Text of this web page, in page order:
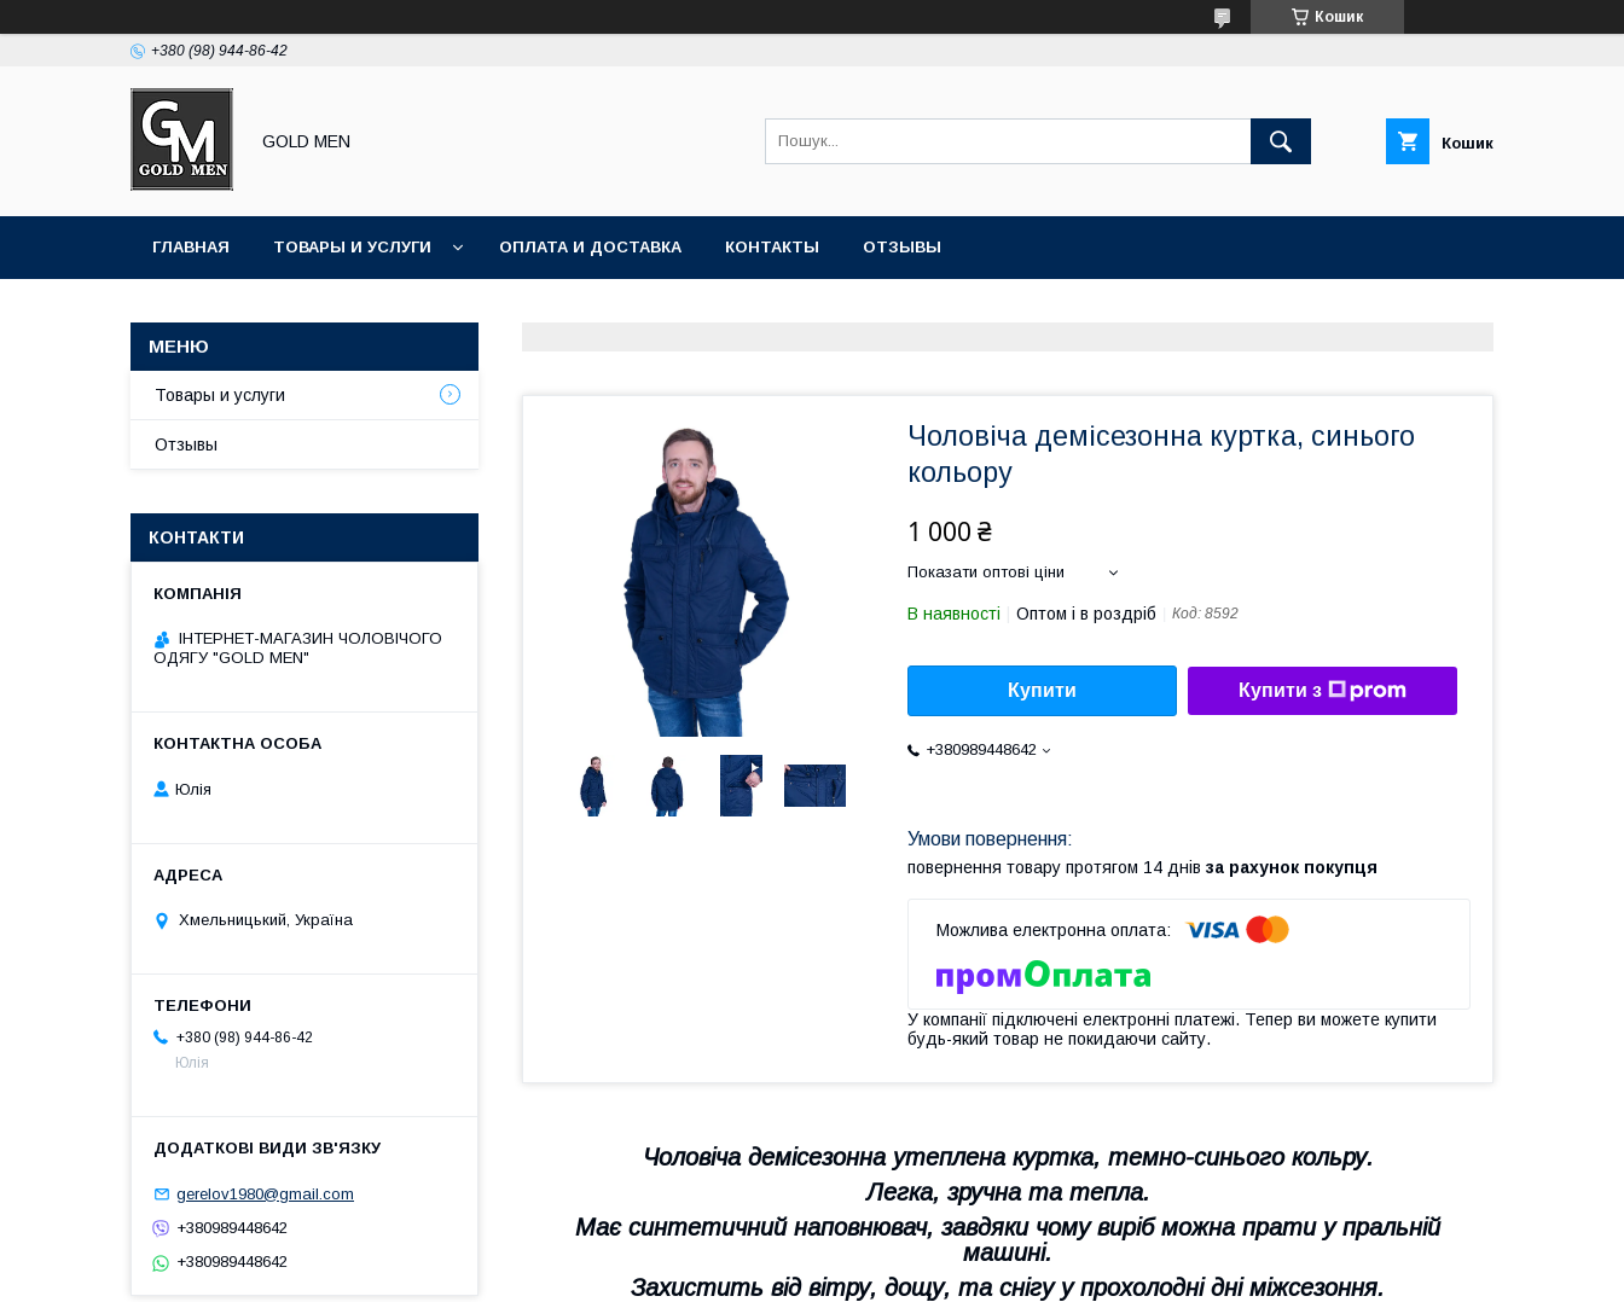
Кошик
+380 (98) 944-86-42
GOLD MEN Кошик
ГЛАВНАЯ ТОВАРЫ И УСЛУГИ ОПЛАТА И ДОСТАВКА КОНТАКТЫ ОТЗЫВЫ
Чоловіча демісезонна куртка, синього
кольору
1 000 ₴
Показати оптові ціни
В наявності Оптом і в роздріб Код: 8592
Купити Купити з
+380989448642
повернення товару протягом 14 днів за рахунок покупця
У компанії підключені електронні платежі. Тепер ви можете купити
будь-який товар не покидаючи сайту.
Чоловіча демісезонна утеплена куртка, темно-синього кольру.
Легка, зручна та тепла.
Має синтетичний наповнювач, завдяки чому виріб можна прати у пральній
машині.
Захистить від вітру, дощу, та снігу у прохолодні дні міжсезоння.
Товары и услуги
Отзывы
КОНТАКТИ
ІНТЕРНЕТ-МАГАЗИН ЧОЛОВІЧОГО
ОДЯГУ "GOLD MEN"
Юлія
Хмельницький, Україна
+380 (98) 944-86-42
Юлія
gerelov1980@gmail.com
+380989448642
+380989448642